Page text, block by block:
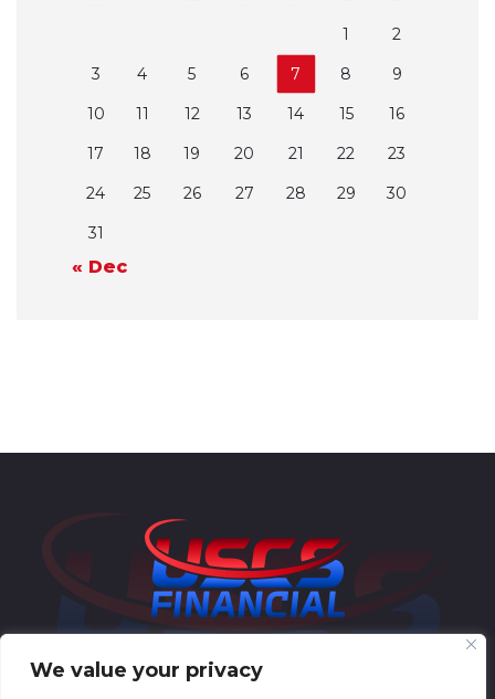
We value your privacy
1
2
3
4 5 6 7 8
9
10
11 12 13 14 15
16
17
18 19 20 21 22
23
24
25 26 27 28 29
30
31
« Dec